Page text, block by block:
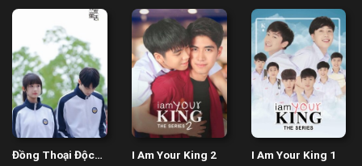
(2022)
Đồng Thoại Độc
I Am Your King 2
I Am Your King 1